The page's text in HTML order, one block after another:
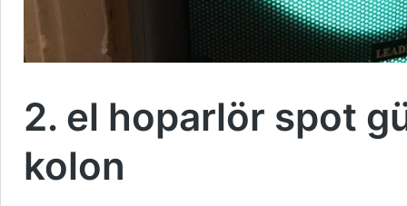
2. el hoparlör spot
kolon